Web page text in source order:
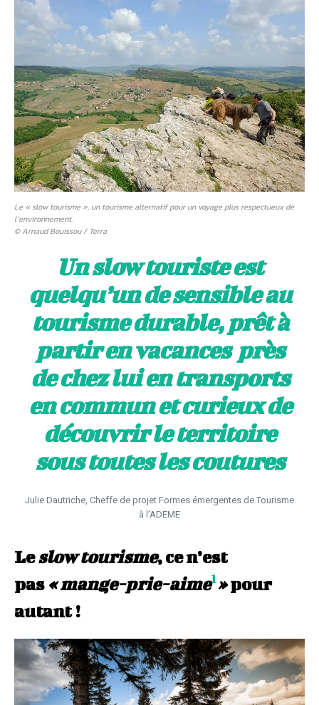
Le « slow tourisme », un tourisme alternatif pour un voyage plus respectueux de
l’environnement.
© Arnaud Bouissou / Terra
Un slow touriste est
quelqu’un de sensible au
tourisme durable, prêt à
partir en vacances près
de chez lui en transports
en commun et curieux de
découvrir le territoire
sous toutes les coutures
Julie Dautriche, Cheffe de projet Formes émergentes de Tourisme
à l’ADEME
Leslow tourisme, ce n’est
pas « mange-prie-aime1»pour
autant !